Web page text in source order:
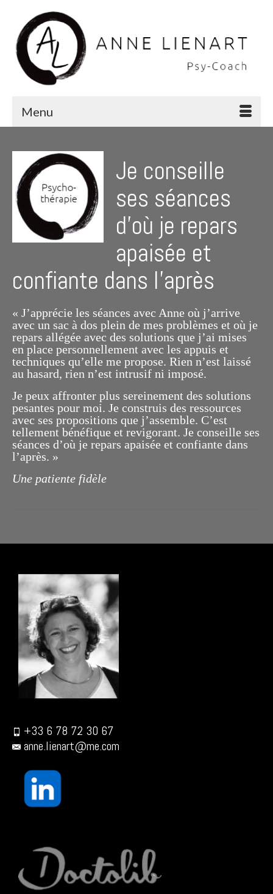
Menu
Je conseille
ses séances
d’où je repars
apaisée et
confiante dans l’après
« J’apprécie les séances avec Anne où j’arrive
avec un sac à dos plein de mes problèmes et où je
repars allégée avec des solutions que j’ai mises
en place personnellement avec les appuis et
techniques qu’elle me propose. Rien n’est laissé
au hasard, rien n’est intrusif ni imposé.
Je peux affronter plus sereinement des solutions
pesantes pour moi. Je construis des ressources
avec ses propositions que j’assemble. C’est
tellement bénéfique et revigorant. Je conseille ses
séances d’où je repars apaisée et confiante dans
l’après. »
Une patiente fidèle
+33 6 78 72 30 67
anne.lienart@me.com